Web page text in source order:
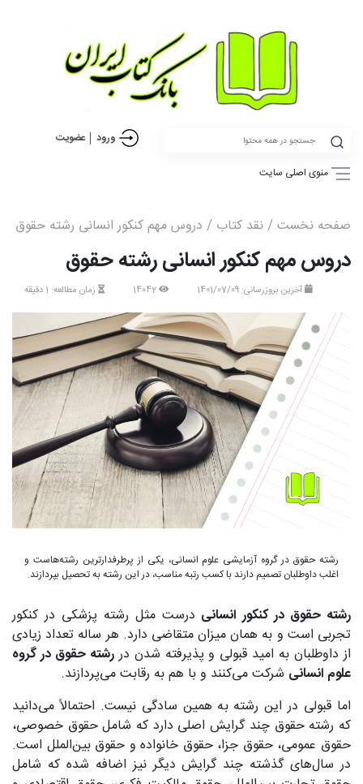
ورود عضویت
منوی اصلی سایت
صفحه نخست/نقد کتاب / دروس مهم کنکور انسانی رشته حقوق
دروس مهم کنکور انسانی رشته حقوق
آخرین بروزرسانی: 1401/07/09 زمان مطالعه: 1 دقیقه
رشته حقوق در گروه آزمایشی علوم انسانی، یکی از پرطرفدارترین رشته‌هاست و
اغلب داوطلبان تصمیم دارند با کسب رتبه مناسب، در این رشته به تحصیل بپردازند.
رشته حقوق در کنکور انسانی درست مثل رشته پزشکی در کنکور
تجربی است و به همان میزان متقاضی دارد. هر ساله تعداد زیادی
از داوطلبان به امید قبولی و پذیرفته شدن دررشته حقوق در گروه
علوم انسانی شرکت می‌کنند و با هم به رقابت می‌پردازند.
اما قبولی در این رشته به همین سادگی نیست. احتمالاً می‌دانید
که رشته حقوق چند گرایش اصلی دارد که شامل حقوق خصوصی،
حقوق عمومی، حقوق جزا، حقوق خانواده و حقوق بین‌الملل است.
در سال‌های گذشته چند گرایش دیگر نیز اضافه شده که شامل